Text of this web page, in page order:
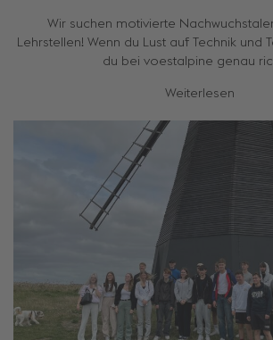
Wir suchen motivierte
Lehrstellen! Wenn du Lust auf Technik und
du bei voestalpine genau
Weiterlesen